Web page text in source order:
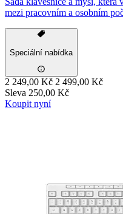
mezi pracovním a osobním
Speciální nabídka
2 249,00 Kč 2 499,00 Kč
Sleva 250,00 Kč
Koupit nyní